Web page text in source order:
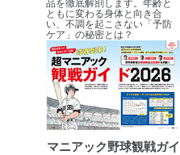
3
当社カスタマーQ＆
Aサービス利用者
カス
の確
ｅメ
サイ
ため
ｅメ
ス、
るご
採用応募者の方の
個人情報
採用
品を徹底解剖します。年齢と
ともに変わる身体と向き合
い、不調を起こさない「予防
ケア」の秘密とは？
マニアック野球観戦ガイ